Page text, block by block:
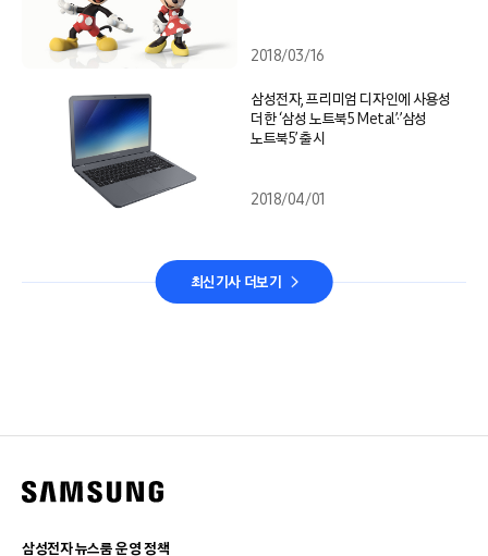
2018/03/16
삼성전자, 프리미엄 디자인에 사용성
더한 ‘삼성 노트북5 Metal’·’삼성
노트북5’ 출시
2018/04/01
최신기사 더보기
삼성전자 뉴스룸 운영 정책